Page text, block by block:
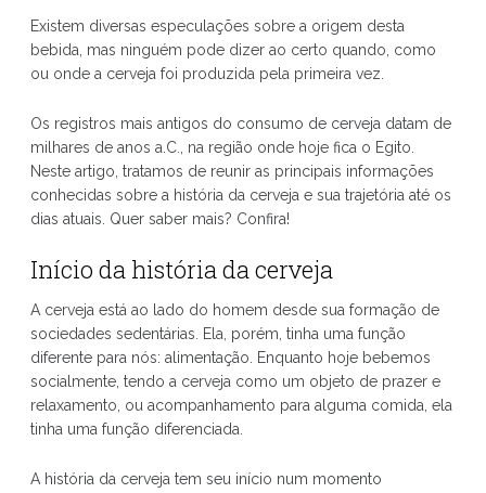
Existem diversas especulações sobre a origem desta
bebida, mas ninguém pode dizer ao certo quando, como
ou onde a cerveja foi produzida pela primeira vez.
Os registros mais antigos do consumo de cerveja datam de
milhares de anos a.C., na região onde hoje fica o Egito.
Neste artigo, tratamos de reunir as principais informações
conhecidas sobre a história da cerveja e sua trajetória até os
dias atuais. Quer saber mais? Confira!
Início da história da cerveja
A cerveja está ao lado do homem desde sua formação de
sociedades sedentárias. Ela, porém, tinha uma função
diferente para nós: alimentação. Enquanto hoje bebemos
socialmente, tendo a cerveja como um objeto de prazer e
relaxamento, ou acompanhamento para alguma comida, ela
tinha uma função diferenciada.
A história da cerveja tem seu início num momento